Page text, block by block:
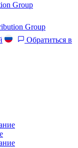
Group
Group
Обратиться в